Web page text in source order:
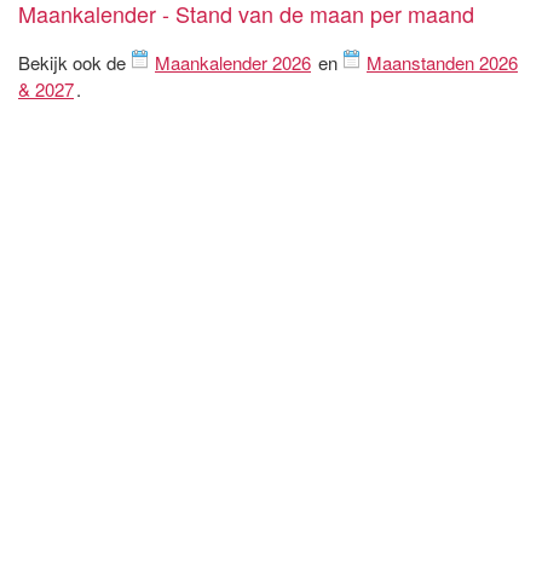
Maankalender - Stand van de maan per maand
Bekijk ook de Maankalender 2026 en
Maanstanden 2026
& 2027.